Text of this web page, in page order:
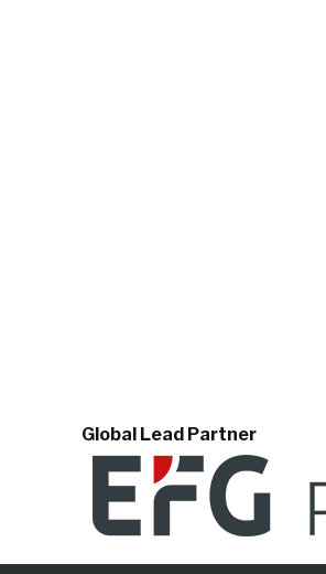
Global Lead Partner